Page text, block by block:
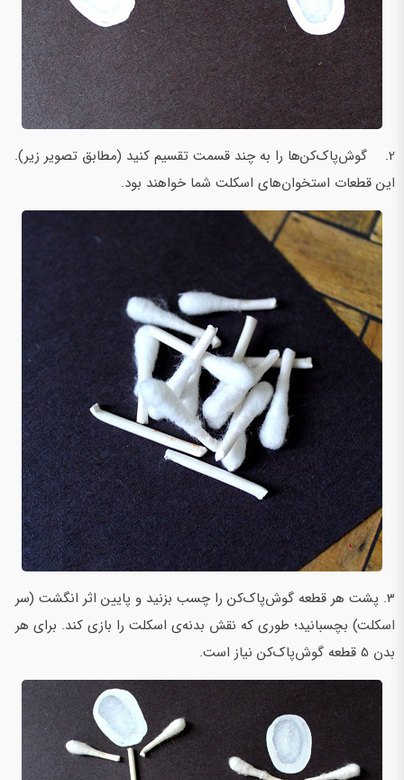
2. گوش‌پاک‌کن‌ها را به چند قسمت تقسیم کنید (مطابق تصویر زیر).
این‌ قطعات استخوان‌های اسکلت شما خواهند بود.
3. پشت هر قطعه گوش‌پاک‌کن را چسب بزنید و پایین اثر انگشت (سر
اسکلت) بچسبانید؛ طوری که نقش بدنه‌ی اسکلت‌ را بازی کند. برای هر
بدن 5 قطعه گوش‌پاک‌کن نیاز است.